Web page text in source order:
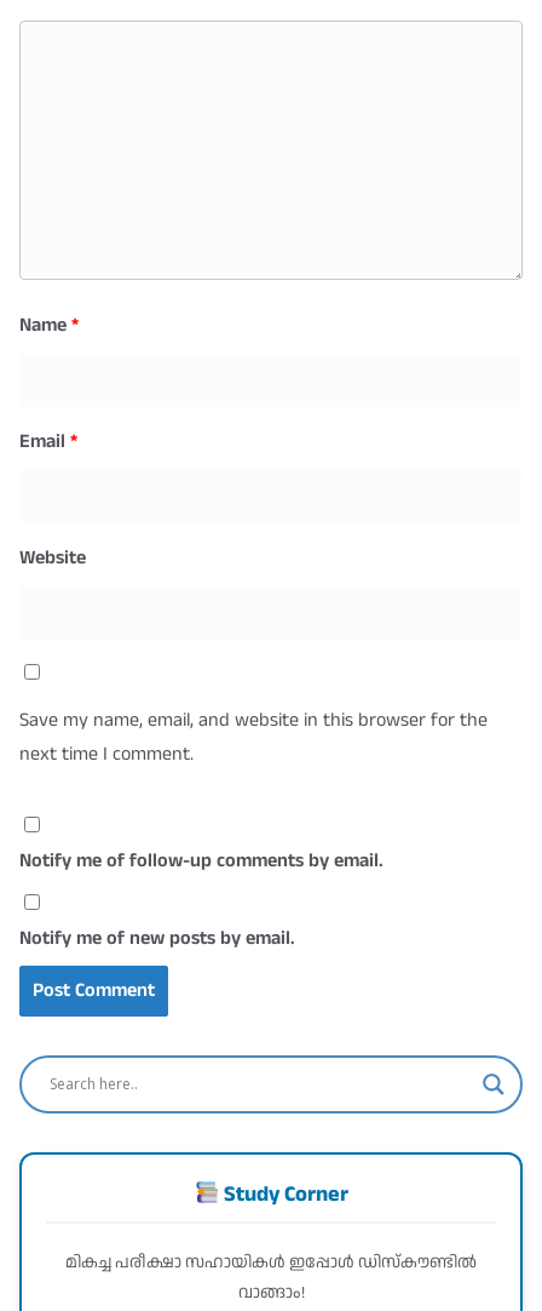
Name*
Email *
Website
Save my name, email, and website in this browser for the
next time I comment.
Notify me of follow-up comments by email.
Notify me of new posts by email.
Study Corner
മികച്ച പരീക്ഷാ സഹായികൾ ഇപ്പോൾ ഡിസ്കൗണ്ടിൽ
വാങ്ങാം!